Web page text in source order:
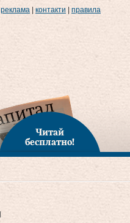
реклама контакти правила
Читай
бесплатно!